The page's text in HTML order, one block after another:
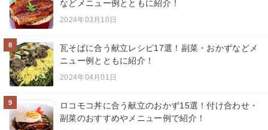
などメニュー例とともに紹介！
2024年03月10日
8
瓦そばに合う献立レシピ17選！副菜・おかずなどメ
ニュー例とともに紹介！
2024年04月01日
9
ロコモコ丼に合う献立のおかず15選！付け合わせ・
副菜のおすすめやメニュー例で紹介！